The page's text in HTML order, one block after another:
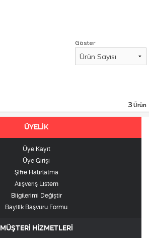
Göster
3 Ürün
ÜYELİK
Üye Kayıt
Üye Girişi
Şifre Hatırlatma
Alışveriş Listem
Bilgilerimi Değiştir
Bayilik Başvuru Formu
MÜŞTERİ HİZMETLERİ